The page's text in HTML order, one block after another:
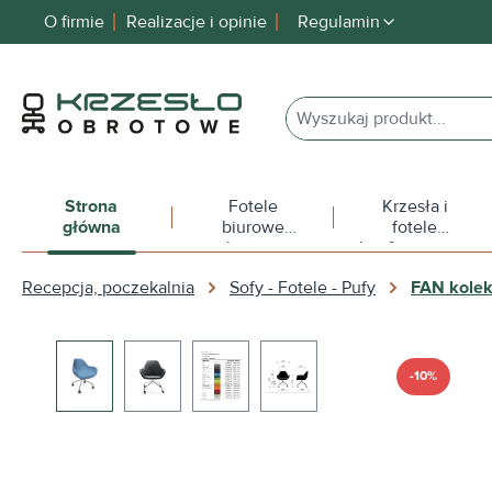
Przejdź do głównej nawigacji
O firmie Realizacje i opinie Regulamin
Strona
główna
Fotele
biurowe
obrotowe
Krzesła i
fotele
konferencyjne
Recepcja, poczekalnia
Sofy - Fotele - Pufy FAN
Pomiń galerię zdjęć
-10%